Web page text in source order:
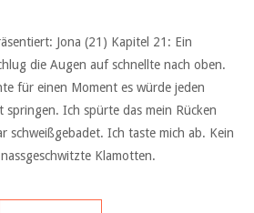
Jona (21) Kapitel 21: Ein
die Augen auf schnellte nach oben.
für einen Moment es würde jeden
springen. Ich spürte das mein Rücken
schweißgebadet. Ich taste mich ab. Kein
Klamotten.